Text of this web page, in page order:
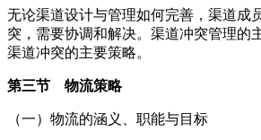
无论渠道设计与管理如何完善，渠道成
突，需要协调和解决。渠道冲突管理的
渠道冲突的主要策略。
第三节 物流策略
（一）物流的涵义、职能与目标